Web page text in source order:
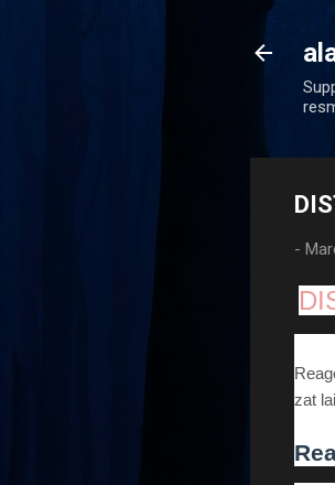
-
zat